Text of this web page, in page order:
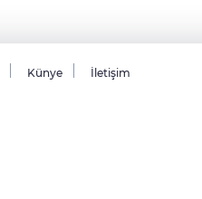
Künye İletişim